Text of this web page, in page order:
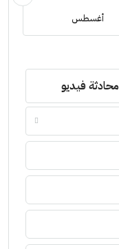
أغسطس
محادثة فيديو